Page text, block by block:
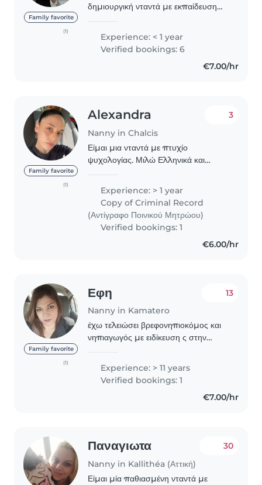
Family favorite
(1)
δημιουργική νταντά με εκπαίδευση
με παιδιά με ειδικές ανάγκες όπως
ADHD, αυτισμό και άλλα. Μιλώ
αγγλικά και ελληνικά..
Experience: < 1 year
Verified bookings: 6
€7.00/hr
Family favorite
(1)
Alexandra
Nanny in Chalcis
3
Είμαι μια νταντά με πτυχίο
ψυχολογίας. Μιλώ Ελληνικά και
δημιουργική και ήρεμη. έχω εμπειρία
φύλαξης παιδιών σε ηλικίες 4-5
χρόνων..
Experience: > 1 year
Copy of Criminal Record
(Αντίγραφο Ποινικού Μητρώου)
Verified bookings: 1
€6.00/hr
Family favorite
(1)
Εφη
Nanny in Kamatero
13
έχω τελειώσει βρεφονηπιοκόμος και
νηπιαγωγός με ειδίκευση ς στην
με πολύ φαντασία και όρεξη για
δημιουργική απασχόληση και
φροντίδα των παιδιών..
Experience: > 11 years
Verified bookings: 1
€7.00/hr
Παναγιωτα
Nanny in Kallithéa (Αττική)
30
Είμαι μία παθιασμένη νταντά με